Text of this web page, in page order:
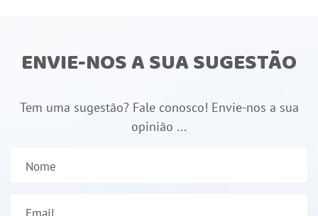
ENVIE-NOS A SUA SUGESTÃO
Tem uma sugestão? Fale conosco! Envie-nos a sua
opinião ...
Nome